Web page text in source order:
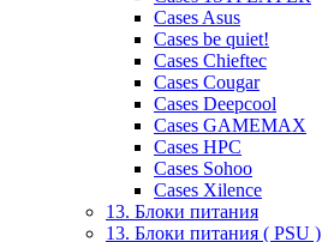
Cases Asus
Cases be quiet!
Cases Chieftec
Cases Cougar
Cases Deepcool
Cases GAMEMAX
Cases HPC
Cases Sohoo
Cases Xilence
13. Блоки питания
13. Блоки питания ( PSU )